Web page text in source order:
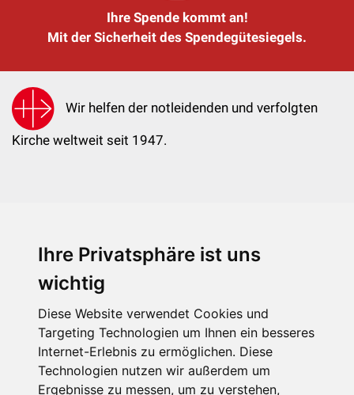
Ihre Privatsphäre ist uns
wichtig
Diese Website verwendet Cookies und
Targeting Technologien um Ihnen ein besseres
Internet-Erlebnis zu ermöglichen. Diese
Technologien nutzen wir außerdem um
Ergebnisse zu messen, um zu verstehen,
Ihre Spende kommt an!
Mit der Sicherheit des Spendegütesiegels.
Wir helfen der notleidenden und verfolgten
Kirche weltweit seit 1947.
KIRCHE IN NOT - Österreich
kin@kircheinnot.at
KIN weltweit